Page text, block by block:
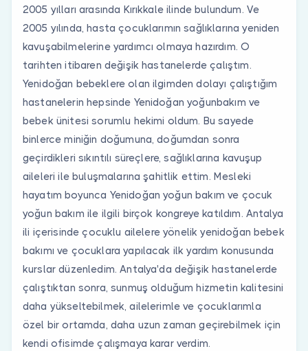
2005 yılları arasında Kırıkkale ilinde bulundum. Ve
2005 yılında, hasta çocuklarımın sağlıklarına yeniden
kavuşabilmelerine yardımcı olmaya hazırdım. O
tarihten itibaren değişik hastanelerde çalıştım.
Yenidoğan bebeklere olan ilgimden dolayı çalıştığım
hastanelerin hepsinde Yenidoğan yoğunbakım ve
bebek ünitesi sorumlu hekimi oldum. Bu sayede
binlerce miniğin doğumuna, doğumdan sonra
geçirdikleri sıkıntılı süreçlere, sağlıklarına kavuşup
aileleri ile buluşmalarına şahitlik ettim. Mesleki
hayatım boyunca Yenidoğan yoğun bakım ve çocuk
yoğun bakım ile ilgili birçok kongreye katıldım. Antalya
ili içerisinde çocuklu ailelere yönelik yenidoğan bebek
bakımı ve çocuklara yapılacak ilk yardım konusunda
kurslar düzenledim. Antalya'da değişik hastanelerde
çalıştıktan sonra, sunmuş olduğum hizmetin kalitesini
daha yükseltebilmek, ailelerimle ve çocuklarımla
özel bir ortamda, daha uzun zaman geçirebilmek için
kendi ofisimde çalışmaya karar verdim.